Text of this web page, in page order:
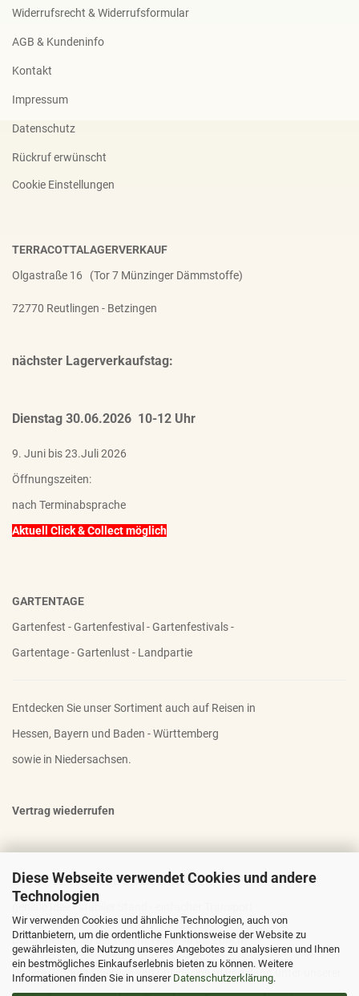
Diese Webseite verwendet Cookies und andere
Technologien
Wir verwenden Cookies und ähnliche Technologien, auch von
Drittanbietern, um die ordentliche Funktionsweise der Website zu
gewährleisten, die Nutzung unseres Angebotes zu analysieren und Ihnen
ein bestmögliches Einkaufserlebnis bieten zu können. Weitere
Informationen finden Sie in unserer Datenschutzerklärung.
Widerrufsrecht & Widerrufsformular
AGB & Kundeninfo
Kontakt
Impressum
Datenschutz
Rückruf erwünscht
Cookie Einstellungen
TERRACOTTALAGERVERKAUF
Olgastraße 16 (Tor 7 Münzinger Dämmstoffe)
72770 Reutlingen - Betzingen
nächster Lagerverkaufstag:
Dienstag 30.06.2026 10-12 Uhr
9. Juni bis 23.Juli 2026
Öffnungszeiten:
nach Terminabsprache
Aktuell Click & Collect möglich
GARTENTAGE
Gartenfest - Gartenfestival - Gartenfestivals -
Gartentage - Gartenlust - Landpartie
Entdecken Sie unser Sortiment auch auf Reisen in
Hessen, Bayern und Baden - Württemberg
sowie in Niedersachsen.
Vertrag wiederrufen
OTTO - DER FAMOSE STAUDENHALTER
geniale Idee - stabiler Stand - einfacher Transport
Durchmesser 30 bis 100cm; Höhe 90 bis 200cm
Unsere Produkte werden von uns designed und dann unter unserer